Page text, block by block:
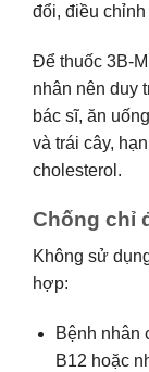
đổi, điều
Để thuốc 3B-
nhân nên duy
bác sĩ, ăn
và trái cây,
cholesterol.
Chống chỉ
Không sử
hợp:
Bệnh nhân
B12 hoặc